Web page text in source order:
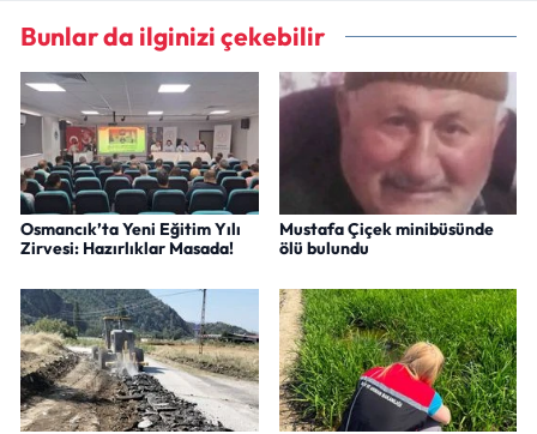
Bunlar da ilginizi çekebilir
Osmancık’ta Yeni Eğitim Yılı
Zirvesi: Hazırlıklar Masada!
Mustafa Çiçek minibüsünde
ölü bulundu